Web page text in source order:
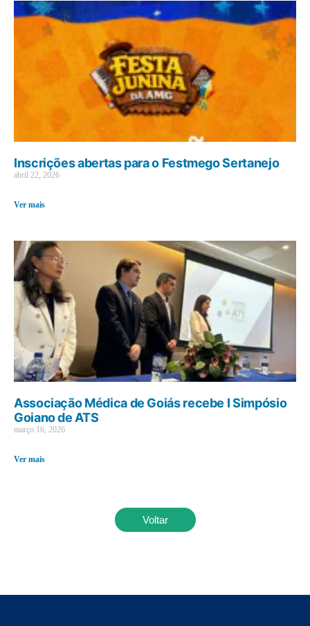
Inscrições abertas para o Festmego Sertanejo
abril 22, 2026
Ver mais
Associação Médica de Goiás recebe I Simpósio
Goiano de ATS
março 16, 2026
Ver mais
Voltar